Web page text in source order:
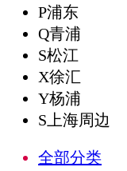
P浦东
Q青浦
S松江
X徐汇
Y杨浦
S上海周边
全部分类